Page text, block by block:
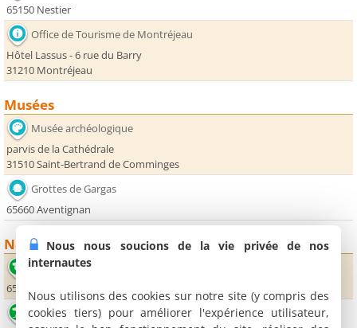
65150 Nestier
Office de Tourisme de Montréjeau
Hôtel Lassus - 6 rue du Barry
31210 Montréjeau
Musées
Musée archéologique
parvis de la Cathédrale
31510 Saint-Bertrand de Comminges
Grottes de Gargas
65660 Aventignan
Nature
Lac d'Aventignan
65660 Aventignan
Base de loisirs du lac de Montréjeau
Nous nous soucions de la vie privée de nos
internautes
Nous utilisons des cookies sur notre site (y compris des
cookies tiers) pour améliorer l'expérience utilisateur,